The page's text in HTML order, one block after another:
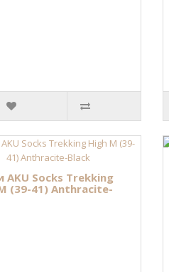
AKU Socks Trekking
(39-41) Anthracite-